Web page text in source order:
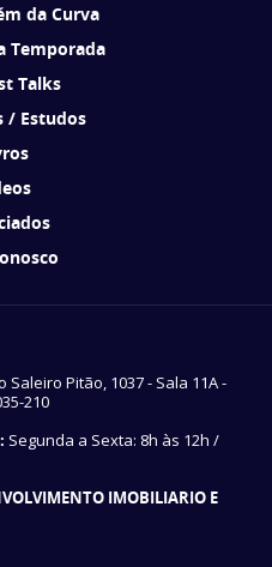
da Curva
Temporada
Talks
/ Estudos
Saleiro Pitão, 1037 - Sala 11A -
210
Segunda a Sexta: 8h às 12h /
IMOBILIARIO E